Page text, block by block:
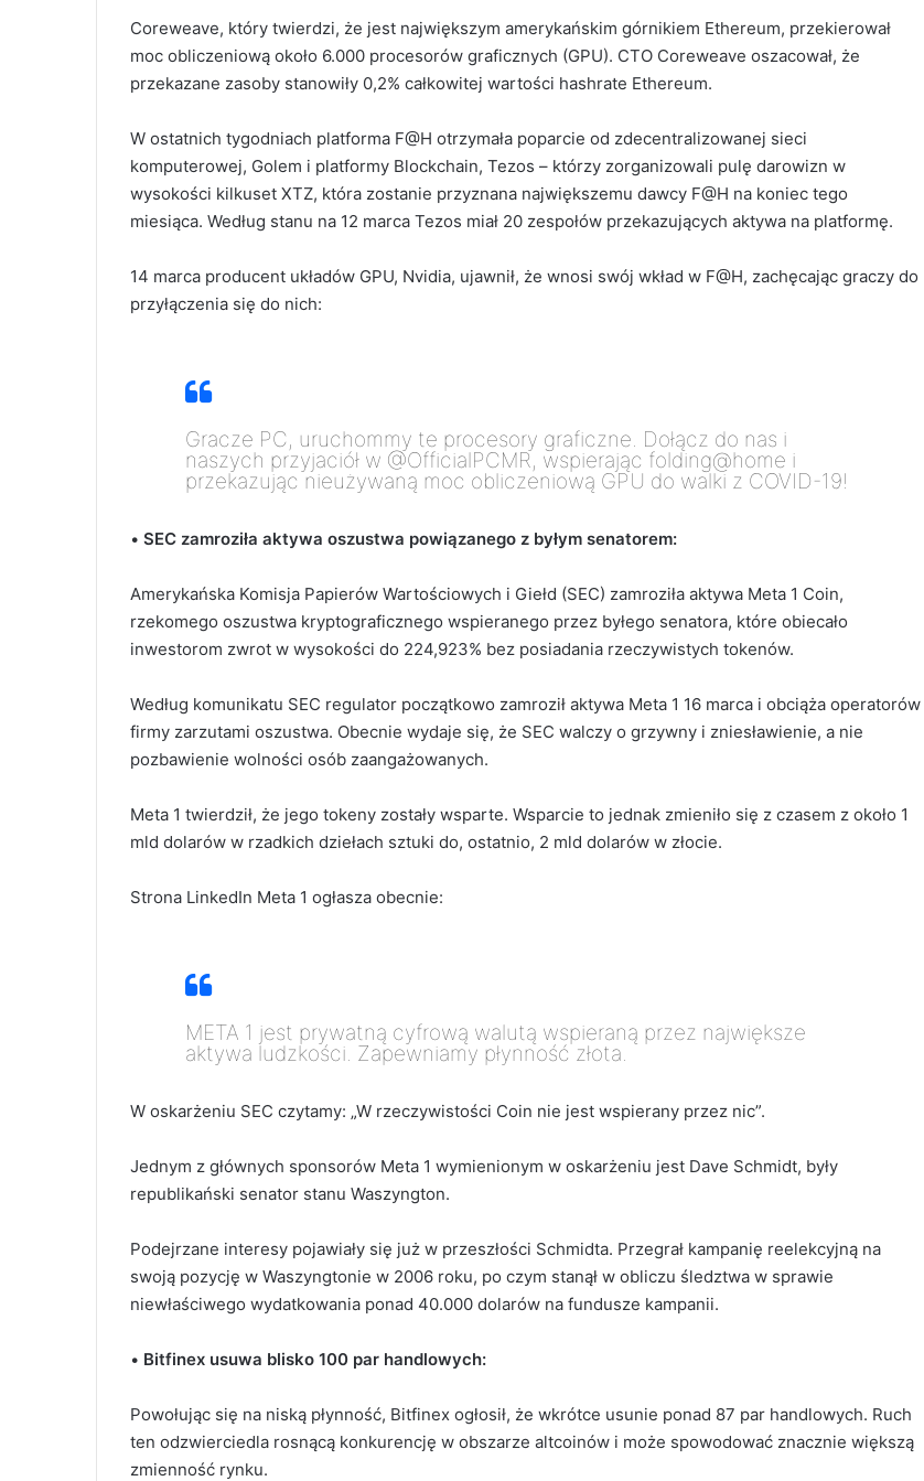
Coreweave, który twierdzi, że jest największym amerykańskim górnikiem Ethereum, przekierował
moc obliczeniową około 6.000 procesorów graficznych (GPU). CTO Coreweave oszacował, że
przekazane zasoby stanowiły 0,2% całkowitej wartości hashrate Ethereum.
W ostatnich tygodniach platforma F@H otrzymała poparcie od zdecentralizowanej sieci
komputerowej, Golem i platformy Blockchain, Tezos – którzy zorganizowali pulę darowizn w
wysokości kilkuset XTZ, która zostanie przyznana największemu dawcy F@H na koniec tego
miesiąca. Według stanu na 12 marca Tezos miał 20 zespołów przekazujących aktywa na platformę.
14 marca producent układów GPU, Nvidia, ujawnił, że wnosi swój wkład w F@H, zachęcając graczy do
przyłączenia się do nich:
Gracze PC, uruchommy te procesory graficzne. Dołącz do nas i
naszych przyjaciół w @OfficialPCMR, wspierając folding@home i
przekazując nieużywaną moc obliczeniową GPU do walki z COVID-19!
• SEC zamroziła aktywa oszustwa powiązanego z byłym senatorem:
Amerykańska Komisja Papierów Wartościowych i Giełd (SEC) zamroziła aktywa Meta 1 Coin,
rzekomego oszustwa kryptograficznego wspieranego przez byłego senatora, które obiecało
inwestorom zwrot w wysokości do 224,923% bez posiadania rzeczywistych tokenów.
Według komunikatu SEC regulator początkowo zamroził aktywa Meta 1 16 marca i obciąża operatorów
firmy zarzutami oszustwa. Obecnie wydaje się, że SEC walczy o grzywny i zniesławienie, a nie
pozbawienie wolności osób zaangażowanych.
Meta 1 twierdził, że jego tokeny zostały wsparte. Wsparcie to jednak zmieniło się z czasem z około 1
mld dolarów w rzadkich dziełach sztuki do, ostatnio, 2 mld dolarów w złocie.
Strona LinkedIn Meta 1 ogłasza obecnie:
META 1 jest prywatną cyfrową walutą wspieraną przez największe
aktywa ludzkości. Zapewniamy płynność złota.
W oskarżeniu SEC czytamy: „W rzeczywistości Coin nie jest wspierany przez nic”.
Jednym z głównych sponsorów Meta 1 wymienionym w oskarżeniu jest Dave Schmidt, były
republikański senator stanu Waszyngton.
Podejrzane interesy pojawiały się już w przeszłości Schmidta. Przegrał kampanię reelekcyjną na
swoją pozycję w Waszyngtonie w 2006 roku, po czym stanął w obliczu śledztwa w sprawie
niewłaściwego wydatkowania ponad 40.000 dolarów na fundusze kampanii.
• Bitfinex usuwa blisko 100 par handlowych:
Powołując się na niską płynność, Bitfinex ogłosił, że wkrótce usunie ponad 87 par handlowych. Ruch
ten odzwierciedla rosnącą konkurencję w obszarze altcoinów i może spowodować znacznie większą
zmienność rynku.